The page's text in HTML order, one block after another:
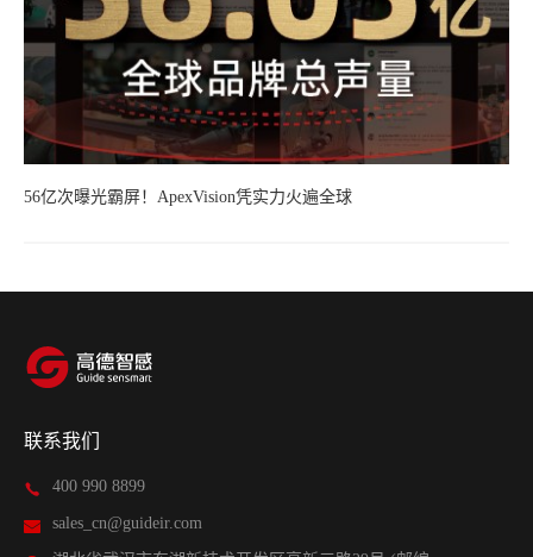
56亿次曝光霸屏！ApexVision凭实力火遍全球
联系我们
400 990 8899
sales_cn@guideir.com